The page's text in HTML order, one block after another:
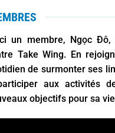
un membre, Ngọc
Take Wing. En
de surmonter ses
aux activités
objectifs pour sa